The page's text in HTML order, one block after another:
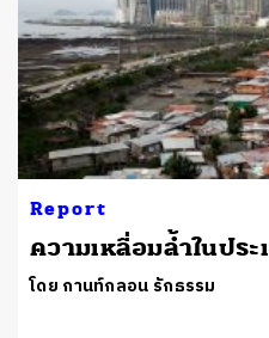
Report
ความเหลื่อมล้ำในปร
โดย กานท์กลอน รักธรรม